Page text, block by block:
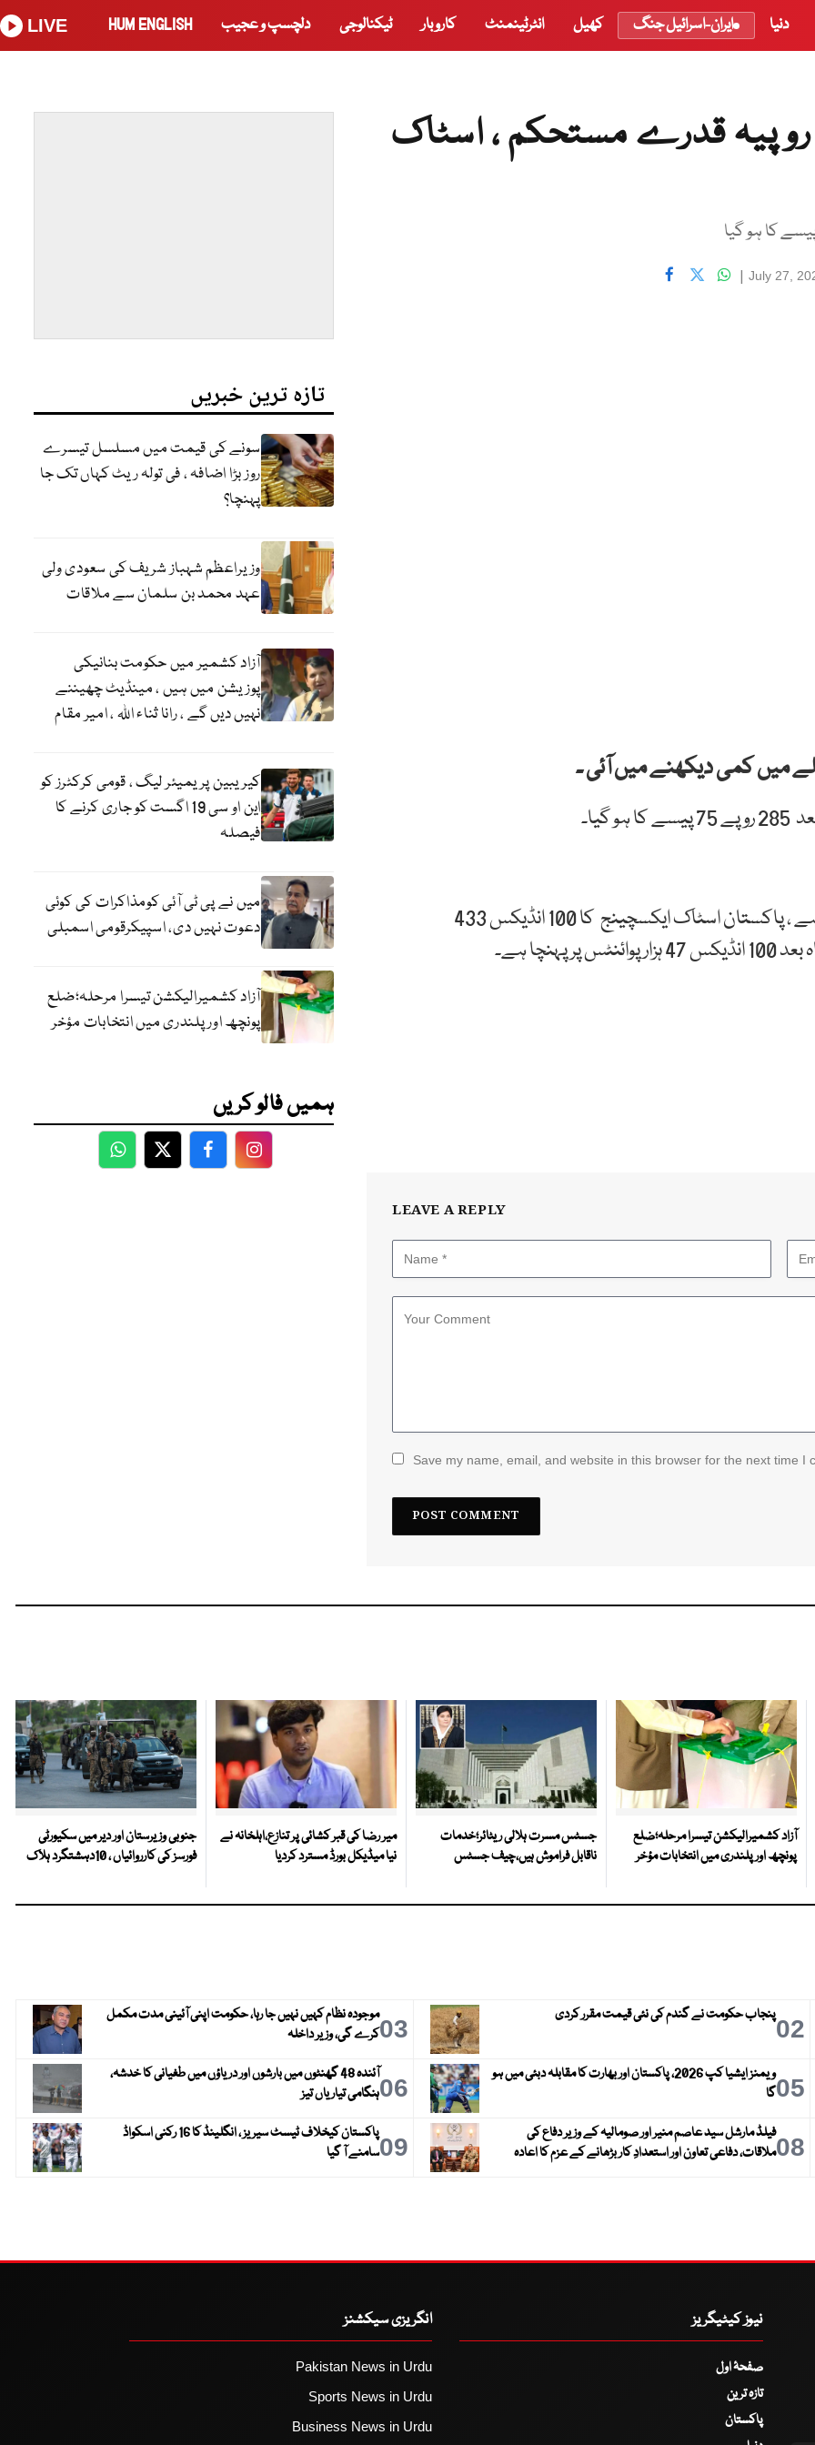
دنیا ایران-اسرائیل جنگ کھیل انٹرٹینمنٹ کاروبار ٹیکنالوجی دلچسپ و عجیب HUM ENGLISH
LIVE
روپیہ قدرے مستحکم ، اسٹاک
July 27,
|
میں کمی دیکھنے میں آئی ۔
دوسری جانب اسٹاک مارکیٹ میں تیزی کا رجحان برقرار ہے ، پاکستان اسٹاک ایکسچینج کا 100 انڈیکس 433
LEAVE A REPLY
Save my name, email, and website in this browser for the next time I
تازہ ترین خبریں
سونے کی قیمت میں مسلسل تیسرے
روز بڑا اضافہ ، فی تولہ ریٹ کہاں تک جا
پہنچا؟
وزیراعظم شہباز شریف کی سعودی ولی
عہد محمد بن سلمان سے ملاقات
آزاد کشمیر میں حکومت بنانیکی
پوزیشن میں ہیں ، مینڈیٹ چھیننے
نہیں دیں گے ، رانا ثناء اللہ ، امیر مقام
کیریبین پریمیئر لیگ ، قومی کرکٹرز کو
این او سی 19 اگست کو جاری کرنے کا
فیصلہ
میں نے پی ٹی آئی کومذاکرات کی کوئی
دعوت نہیں دی، اسپیکرقومی اسمبلی
آزاد کشمیرالیکشن تیسرا مرحلہ؛ضلع
پونچھ اور پلندری میں انتخابات مؤخر
ہمیں فالو کریں
WhatsApp
TwitterFacebookFacebook
آزاد کشمیرالیکشن تیسرا مرحلہ؛ضلع
پونچھ اور پلندری میں انتخابات مؤخر
جسٹس مسرت ہلالی ریٹائر؛خدمات
ناقابل فراموش ہیں،چیف جسٹس
میر رضا کی قبر کشائی پر تنازع،اہلخانہ نے
نیا میڈیکل بورڈ مسترد کردیا
جنوبی وزیرستان اور دیر میں سکیورٹی
فورسز کی کارروائیاں ، 10دہشتگرد ہلاک
02پنجاب حکومت نے گندم کی نئی قیمت مقرر کردی 03موجودہ نظام کہیں نہیں جا رہا، حکومت اپنی آئینی مدت مکمل
کرے گی، وزیر داخلہ
05
ویمنز ایشیا کپ 2026، پاکستان اور بھارت کا مقابلہ دبئی میں ہو
گا
06
آئندہ 48 گھنٹوں میں بارشوں اور دریاؤں میں طغیانی کا خدشہ،
ہنگامی تیاریاں تیز
08فیلڈ مارشل سید عاصم منیر اور صومالیہ کے وزیر دفاع کی
ملاقات، دفاعی تعاون اور استعدادِ کار بڑھانے کے عزم کا اعادہ
09
پاکستان کیخلاف ٹیسٹ سیریز ، انگلینڈ کا 16 رکنی اسکواڈ
سامنے آ گیا
نیوز کیٹیگریز
صفحۂ اول
تازہ ترین
پاکستان
انگریزی سیکشنز
Pakistan News in Urdu
Sports News in Urdu
Business News in Urdu